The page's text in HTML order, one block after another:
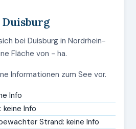
bei Duisburg in Nordrhein-
Fläche von - ha.
Informationen zum See vor.
Info
Info
Strand: keine Info